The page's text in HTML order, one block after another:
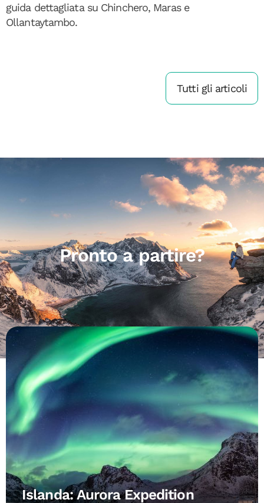
guida dettagliata su Chinchero, Maras e
Ollantaytambo.
Tutti gli articoli
Pronto a partire?
Islanda: Aurora Expedition